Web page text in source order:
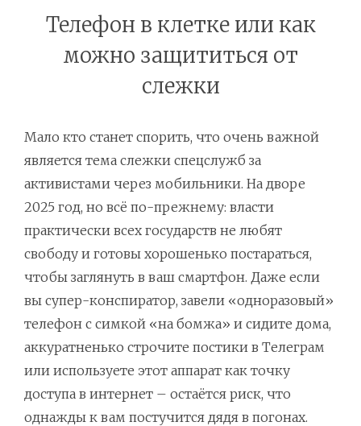
Телефон в клетке или как
можно защититься от
слежки
Мало кто станет спорить, что очень важной
является тема слежки спецслужб за
активистами через мобильники. На дворе
2025 год, но всё по-прежнему: власти
практически всех государств не любят
свободу и готовы хорошенько постараться,
чтобы заглянуть в ваш смартфон. Даже если
вы супер-конспиратор, завели «одноразовый»
телефон с симкой «на бомжа» и сидите дома,
аккуратненько строчите постики в Телеграм
или используете этот аппарат как точку
доступа в интернет – остаётся риск, что
однажды к вам постучится дядя в погонах.